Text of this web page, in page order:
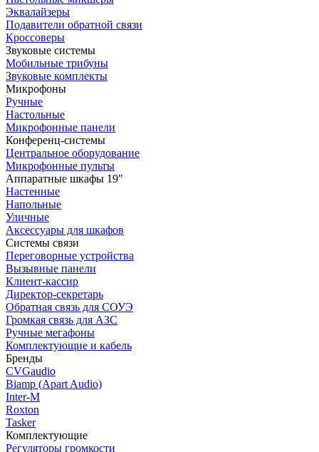
Эквалайзеры
Подавители обратной связи
Кроссоверы
Звуковые системы
Мобильные трибуны
Звуковые комплекты
Микрофоны
Ручные
Настольные
Микрофонные панели
Конференц-системы
Центральное оборудование
Микрофонные пульты
Аппаратные шкафы 19"
Настенные
Напольные
Уличные
Аксессуары для шкафов
Системы связи
Переговорные устройства
Вызывные панели
Клиент-кассир
Директор-секретарь
Обратная связь для СОУЭ
Громкая связь для АЗС
Ручные мегафоны
Комплектующие и кабель
Бренды
CVGaudio
Biamp (Apart Audio)
Inter-M
Roxton
Tasker
Комплектующие
Регуляторы громкости